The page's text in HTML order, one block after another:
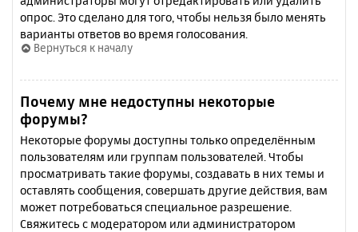
опрос. Это сделано для того, чтобы нельзя было менять
варианты ответов во время голосования.
Вернуться к началу
Почему мне недоступны некоторые
форумы?
Некоторые форумы доступны только определённым
пользователям или группам пользователей. Чтобы
просматривать такие форумы, создавать в них темы и
оставлять сообщения, совершать другие действия, вам
может потребоваться специальное разрешение.
Свяжитесь с модератором или администратором